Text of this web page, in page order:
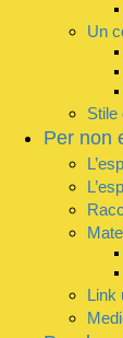
Un
Stile
Per non
Link